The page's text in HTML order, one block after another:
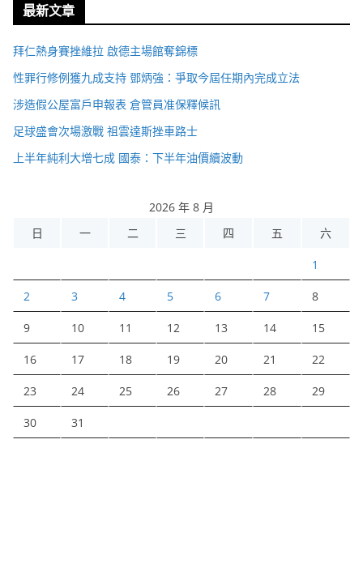
最新文章
拜仁熱身賽挫維拉 啟德主場館奪錦標
性罪行修例獲九成支持 鄧炳強：爭取今屆任期內完成立法
涉造假公屋富戶申報表 倉管員准保釋候訊
足球盛會次場激戰 祖雲達斯挫車路士
上半年純利大增七成 國泰：下半年油價續波動
2026 年 8 月
日
一 二 三 四 五 六
1
2 3 4 5 6 7 8
9 10 11 12 13 14 15
16 17 18 19 20 21 22
23 24 25 26 27 28 29
30 31